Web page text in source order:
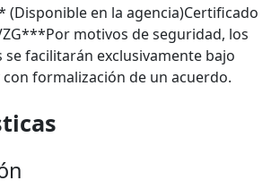
(Disponible en la agencia)Certificado
motivos de seguridad, los
facilitarán exclusivamente bajo
formalización de un acuerdo.